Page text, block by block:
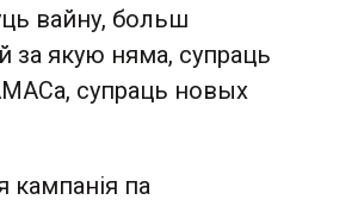
вайну, больш
за якую няма, супраць
супраць новых
кампанія па